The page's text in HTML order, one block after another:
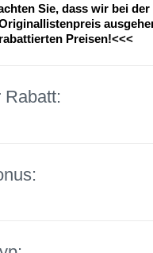
Sie, dass wir bei
Preisen!<<<